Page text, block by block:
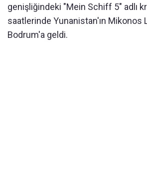
genişliğindeki "Mein Schiff 5" adlı
saatlerinde Yunanistan'ın Mikonos
Bodrum'a geldi.